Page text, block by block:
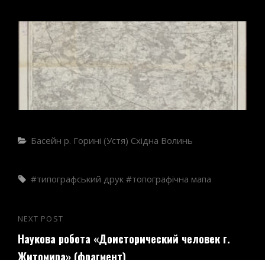
Categories
Басейн р. Горині (Устя) Східна Волинь
Tags,
типографський друк топографічна мапа
Навігація
записів
Next
Post
NEXT POST
Наукова робота «Доисторический человек г.
Житомира» (фрагмент)